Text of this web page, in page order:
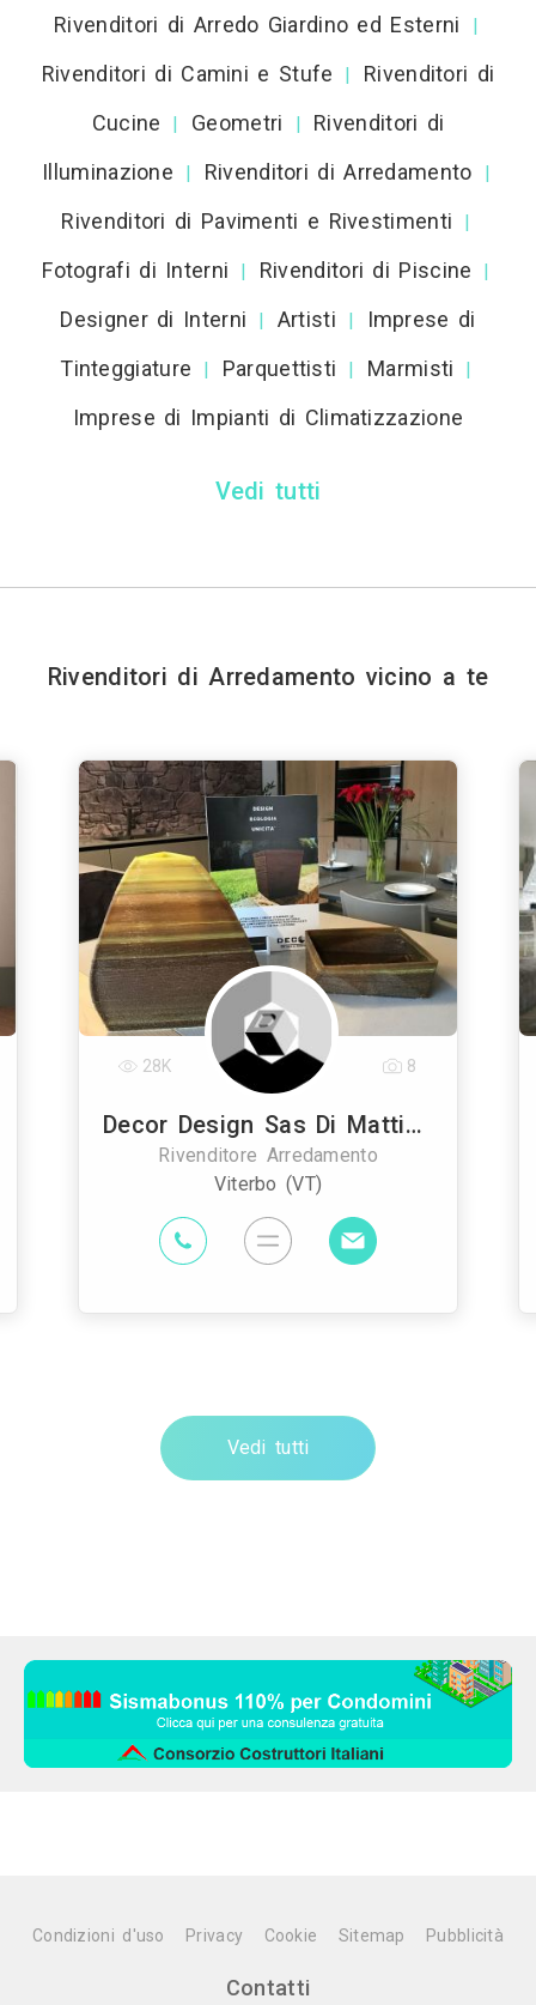
Rivenditori di Arredo Giardino ed Esterni |
Rivenditori di Camini e Stufe |
Rivenditori di
Cucine
| Geometri |
Rivenditori di
Illuminazione
| Rivenditori di Arredamento |
Rivenditori di Pavimenti e Rivestimenti |
Fotografi di Interni | Rivenditori di Piscine |
Designer di Interni | Artisti |
Imprese di
Tinteggiature
| Parquettisti | Marmisti |
Imprese di Impianti di Climatizzazione
Vedi tutti
Rivenditori di Arredamento vicino a te
Decor Design Sas Di Mattia Belli & C.
Rivenditore Arredamento
Viterbo (VT)
28K 8
Vedi tutti
Condizioni d'uso Privacy Cookie Sitemap Pubblicità
Contatti